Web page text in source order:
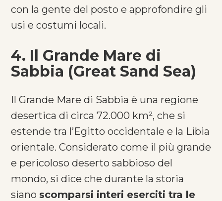
con la gente del posto e approfondire gli
usi e costumi locali.
4. Il Grande Mare di
Sabbia (Great Sand Sea)
Il Grande Mare di Sabbia è una regione
desertica di circa 72.000 km², che si
estende tra l’Egitto occidentale e la Libia
orientale. Considerato come il più grande
e pericoloso deserto sabbioso del
mondo, si dice che durante la storia
siano scomparsi interi eserciti tra le